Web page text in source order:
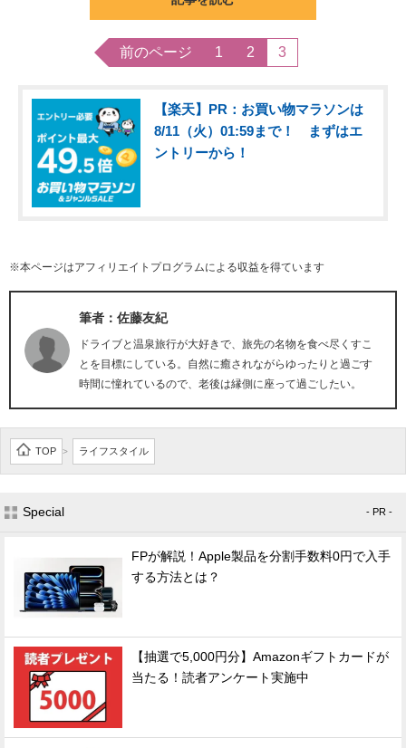
前のページ 1 2 3
【楽天】PR：お買い物マラソンは
8/11（火）01:59まで！ まずはエ
ントリーから！
※本ページはアフィリエイトプログラムによる収益を得ています
筆者：佐藤友紀
ドライブと温泉旅行が大好きで、旅先の名物を食べ尽くすこ
とを目標にしている。自然に癒されながらゆったりと過ごす
時間に憧れているので、老後は縁側に座って過ごしたい。
TOP > ライフスタイル
Special - PR -
FPが解説！Apple製品を分割手数料0円で入手
する方法とは？
【抽選で5,000円分】Amazonギフトカードが
当たる！読者アンケート実施中